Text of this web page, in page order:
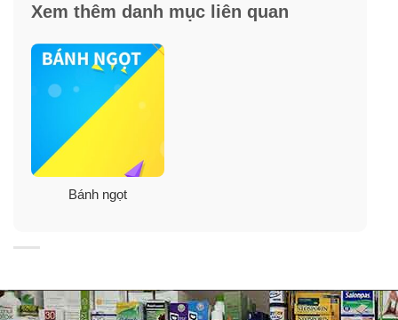
Vicenzi là thương hiệu số 1 bánh kẹo, bánh quy truyền
thống ở Ý và được biết đến trên toàn thế giới.
• Bánh Ý có vị ngọt nhẹ, tan chảy trong miệng.
• Mỗi chiếc bánh là phần nhân tươi khác nhau như
socola trắng, socola đen, dâu…
thích khẩu vị người dùng dù là khó tính.
• Làm bằng bơ thực vật và nguyên liệu tươi.
• Tất cả đều tự nhiên.
Xem thêm danh mục liên quan
Bánh ngọt